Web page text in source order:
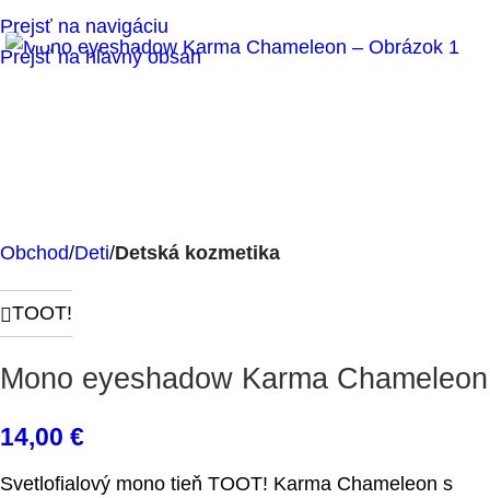
Prejsť na navigáciu
Prejsť na hlavný obsah
Klikni pre zväčšenie
Obchod Deti Detská kozmetika
TOOT!
Mono eyeshadow Karma Chameleon
14,00 €
Svetlofialový mono tieň TOOT! Karma Chameleon s